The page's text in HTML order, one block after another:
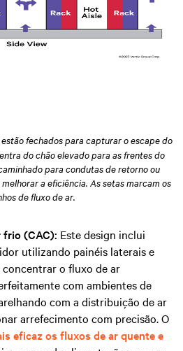
fechados para capturar o escape do
do chão elevado para as frentes do
para condutas de retorno ou
a eficiência. As setas marcam os
de fluxo de ar.
frio (CAC): Este design inclui
utilizando painéis laterais e
concentrar o fluxo de ar
com ambientes de
com a distribuição de ar
arrefecimento com precisão. O
eficaz os fluxos de ar quente e